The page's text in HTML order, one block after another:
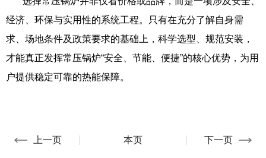
经济、环保与实用性的系统工程。只有在充分了解自身需
求、场地条件及政策要求的基础上，科学选型、规范安装，
才能真正发挥常压锅炉“安全、节能、便捷”的核心优势，为用
户提供稳定可靠的热能保障。
上一页 本页 下一页